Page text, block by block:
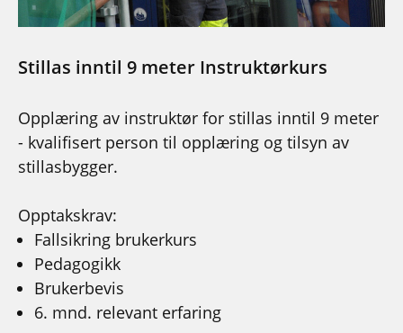
Stillas inntil 9 meter Instruktørkurs
Opplæring av instruktør for stillas inntil 9 meter
- kvalifisert person til opplæring og tilsyn av
stillasbygger.
Opptakskrav:
Fallsikring brukerkurs
Pedagogikk
Brukerbevis
6. mnd. relevant erfaring